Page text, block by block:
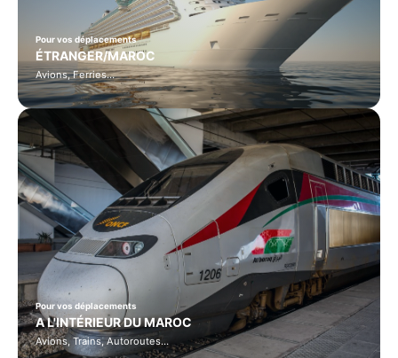
Pour vos déplacements
ÉTRANGER/MAROC
Avions, Ferries…
Pour vos déplacements
A L'INTÉRIEUR DU MAROC
Avions, Trains, Autoroutes…